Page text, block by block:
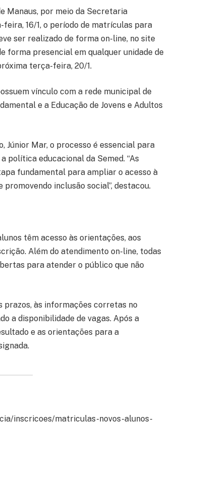
Manaus, por meio da Secretaria
16/1, o período de matrículas para
ser realizado de forma on-line, no site
forma presencial em qualquer unidade de
terça-feira, 20/1.
vínculo com a rede municipal de
e a Educação de Jovens e Adultos
Júnior Mar, o processo é essencial para
política educacional da Semed. “As
fundamental para ampliar o acesso à
inclusão social”, destacou.
têm acesso às orientações, aos
Além do atendimento on-line, todas
para atender o público que não
às informações corretas no
a disponibilidade de vagas. Após a
e as orientações para a
inscricoes/matriculas-novos-alunos-